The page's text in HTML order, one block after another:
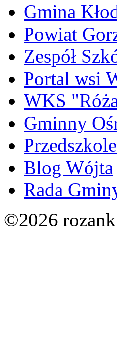
Gmina
Powiat
Zespół
Portal wsi
WKS
Gminny
Przedszkole
Blog Wójta
Rada
©2026